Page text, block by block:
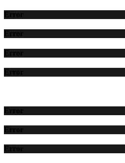
Error
Error
Error
Error
Error
Error
Error